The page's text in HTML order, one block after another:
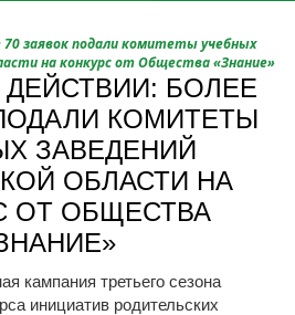
заявок подали комитеты учебных
на конкурс от Общества «Знание»
БОЛЕЕ
КОМИТЕТЫ
ЗАВЕДЕНИЙ
ОБЛАСТИ НА
ОТ ОБЩЕСТВА
кампания третьего сезона
инициатив родительских